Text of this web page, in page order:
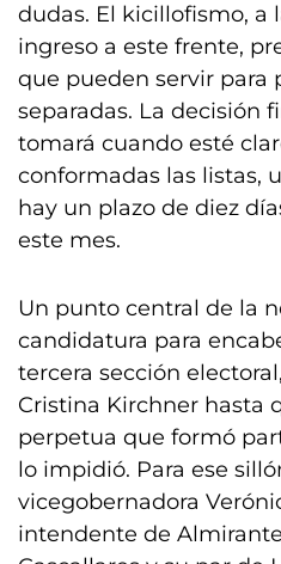
dudas. El kicillofismo, a
ingreso a este frente,
que pueden servir para
separadas. La decisión
tomará cuando esté
conformadas las listas,
hay un plazo de diez
este mes.
Un punto central de la
candidatura para
tercera sección
Cristina Kirchner hasta
perpetua que formó
lo impidió. Para ese
vicegobernadora
intendente de